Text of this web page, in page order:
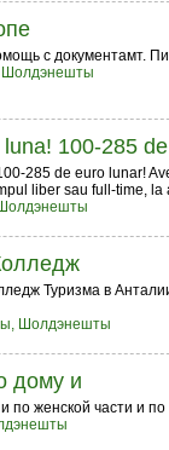
с документамт.
Шолдэнешты
100-285
285 de euro lunar!
liber sau full-time, la
Туризма в
Шолдэнешты
дому и
по женской части и по